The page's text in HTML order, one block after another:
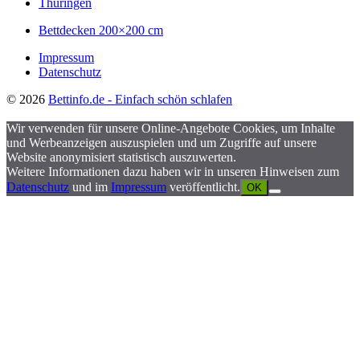
Bettdecken 200×200 cm
Impressum
Datenschutz
© 2026 Bettinfo.de - Einfach schön schlafen
Wir verwenden für unsere Online-Angebote Cookies, um Inhalte
und Werbeanzeigen auszuspielen und um Zugriffe auf unsere
Website anonymisiert statistisch auszuwerten.
Weitere Informationen dazu haben wir in unseren Hinweisen zum
Datenschutz und im Impressum veröffentlicht. OK